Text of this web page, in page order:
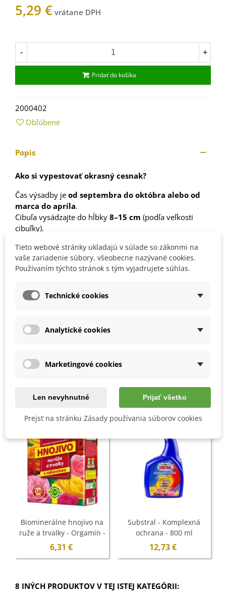
5,29 €
- +
Pridať do košíka
2000402
Obľúbené
Popis
Ako si vypestovať okrasný cesnak?
Čas výsadby je od septembra do októbra alebo od
marca do apríla.
Cibuľa vysádzajte do hĺbky 8–15 cm (podľa veľkosti
cibuľky).
Cibuľky pred výsadbou odporúčame moriť
vlignohumáte.
Stanovište vyberteslnečné .
vápenitá.
MOHLI BYSTE EŠTE POTREBOVAŤ
Biominerálne hnojivo na
ruže a trvalky - Orgamin -
1 kg
6,31 €
Substral - Komplexná
ochrana - 800 ml
12,73 €
8 INÝCH PRODUKTOV V TEJ ISTEJ KATEGÓRII:
Tieto webové stránky ukladajú v súlade so zákonmi na
vaše zariadenie súbory, všeobecne nazývané cookies.
Používaním týchto stránok s tým vyjadrujete súhlas.
Technické cookies
Analytické cookies
Marketingové cookies
Len nevyhnutné Prijať všetko
Prejsť na stránku Zásady používania súborov cookies